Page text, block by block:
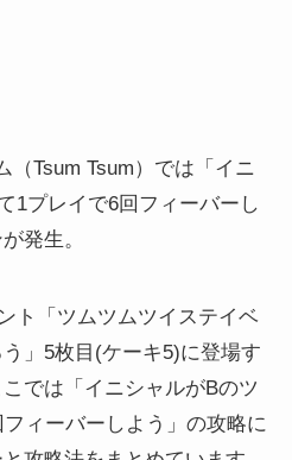
（Tsum Tsum）では「イニ
1プレイで6回フィーバーし
発生。
ト「ツムツムツイステイベ
」5枚目(ケーキ5)に登場す
では「イニシャルがBのツ
ィーバーしよう」の攻略に